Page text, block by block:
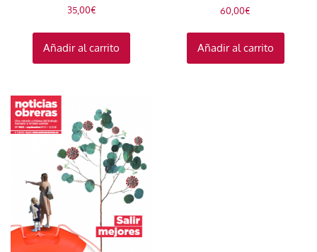
35,00€
Añadir al carrito
60,00€
Añadir al carrito